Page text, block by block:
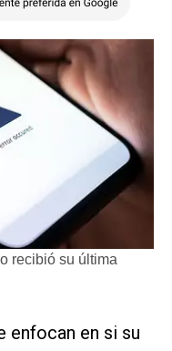
recibió su última
enfocan en si su